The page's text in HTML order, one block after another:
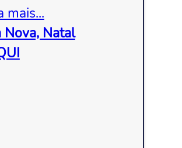
mais...
Nova, Natal